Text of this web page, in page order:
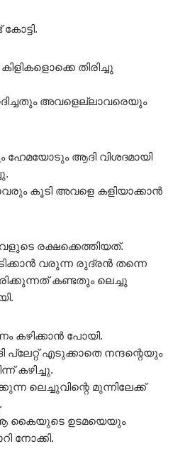
തിരിച്ചു
അവളെല്ലാവരെയും
ഹേമയോടും ആദി വിശദമായി
കൂടി അവളെ കളിയാക്കാൻ
രക്ഷക്കെത്തിയത്.
വരുന്ന രുദ്രൻ തന്നെ
കണ്ടതും ലെച്ചു
കഴിക്കാൻ പോയി.
പ്ലേറ്റ് എടുക്കാതെ നന്ദന്റെയും
കഴിച്ചു.
ലെച്ചുവിന്റെ മുന്നിലേക്ക്
കൈയുടെ ഉടമയെയും
നോക്കി.